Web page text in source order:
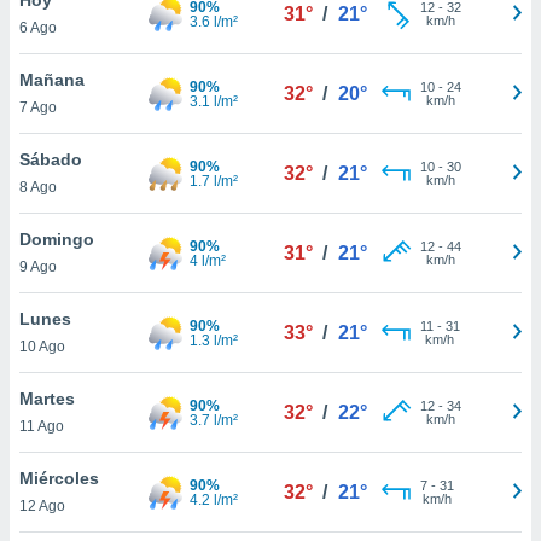
en
más
nuestra
de
cookies
aceptar
6 Ago
90%
3.6 l/m²
31° / 21° 12- 32
km/h
Mañana
7 Ago
90%
3.1 l/m²
32° / 20° 10- 24
km/h
Sábado
8 Ago
90%
1.7 l/m²
32° / 21° 10- 30
km/h
Domingo
9 Ago
90%
4 l/m²
31° / 21° 12- 44
km/h
Lunes
10 Ago
90%
1.3 l/m²
33° / 21° 11 - 31
km/h
Martes
11 Ago
90%
3.7 l/m²
32° / 22° 12- 34
km/h
Miércoles
12 Ago
90%
4.2 l/m²
32° / 21° 7- 31
km/h